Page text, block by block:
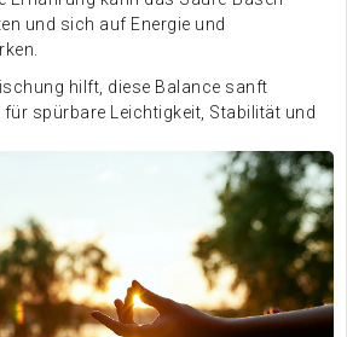
und sich auf Energie und
hilft, diese Balance sanft
spürbare Leichtigkeit, Stabilität und